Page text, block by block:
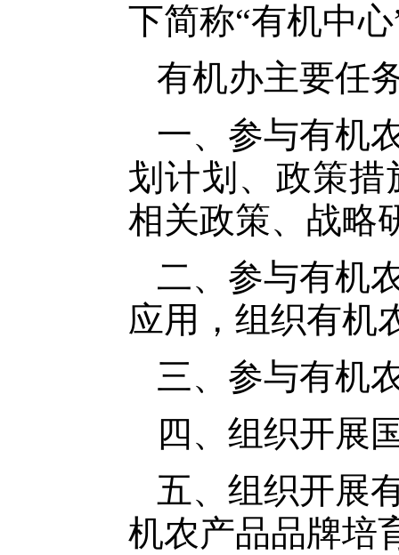
下简称“有机中
有机办主要任
一、参与有机
划计划、政策
相关政策、战略
二、参与有机
应用，组织有机
三、参与有机
四、组织开展
五、组织开展
机农产品品牌培